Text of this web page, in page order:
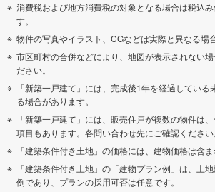
消費税および地方消費税の対象となる場合は税込
す。
物件の写真やイラスト、CGなどは実際と異なる場
市区町村の合併などにより、地図が表示されない
ださい。
「新築一戸建て」には、完成後1年を経過してい
る場合があります。
「新築一戸建て」には、販売住戸が複数の物件は
項目もあります。各問い合わせ先にご確認ください
「建築条件付き土地」の価格には、建物価格は含ま
「建築条件付き土地」の「建物プラン例」は、土
例であり、プランの採用可否は任意です。